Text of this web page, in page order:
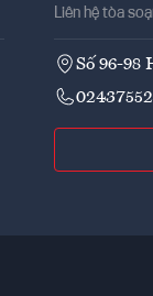
Liên hệ tòa
Số 96-98